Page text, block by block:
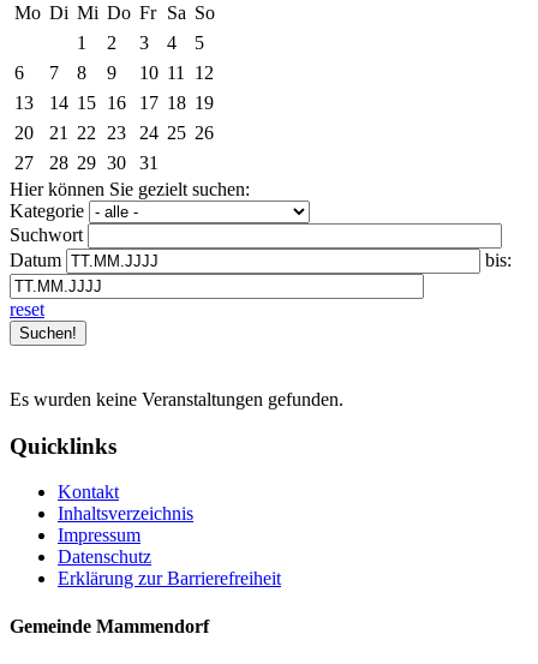
Mo Di Mi Do Fr Sa So
1
2 3 4
5
6
7 8 9 10 11
12
13
14 15 16 17 18 19
20
21 22 23 24 25 26
27
28 29 30
31
Hier können Sie gezielt suchen:
Kategorie
Suchwort
Datum
bis:
reset
Es wurden keine Veranstaltungen gefunden.
Quicklinks
Kontakt
Inhaltsverzeichnis
Impressum
Datenschutz
Erklärung zur Barrierefreiheit
Gemeinde Mammendorf